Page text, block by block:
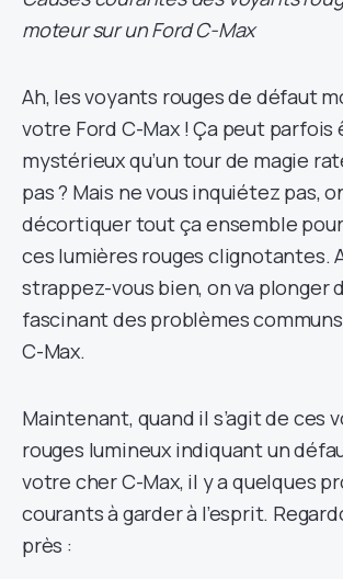
moteur sur un Ford C-Max
Ah, les voyants rouges de défaut
votre Ford C-Max ! Ça peut parfois
mystérieux qu’un tour de magie
pas ? Mais ne vous inquiétez pas,
décortiquer tout ça ensemble
ces lumières rouges clignotantes.
strappez-vous bien, on va plonger
fascinant des problèmes
C-Max.
Maintenant, quand il s’agit de ces
rouges lumineux indiquant un
votre cher C-Max, il y a quelques
courants à garder à l’esprit.
près :